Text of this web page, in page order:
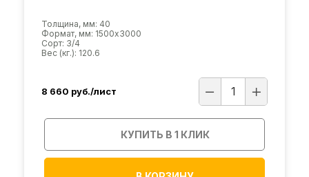
Толщина, мм: 40
Формат, мм: 1500х3000
Сорт: 3/4
Вес (кг.): 120.6
8 660 руб./лист
КУПИТЬ В 1 КЛИК